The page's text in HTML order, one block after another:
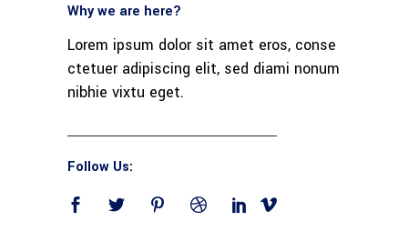
Why we are here?
Lorem ipsum dolor sit amet eros, conse
ctetuer adipiscing elit, sed diami nonum
nibhie vixtu eget.
Follow Us: